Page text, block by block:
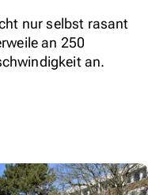
nur selbst rasant
an 250
an.